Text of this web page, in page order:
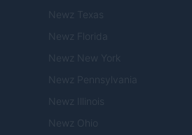
Newz Texas
Newz Florida
Newz New York
Newz Pennsylvania
Newz Illinois
Newz Ohio